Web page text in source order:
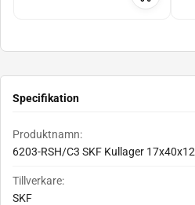
Specifikation
Produktnamn:
6203-RSH/C3 SKF Kullager 17x40x12
Tillverkare:
SKF